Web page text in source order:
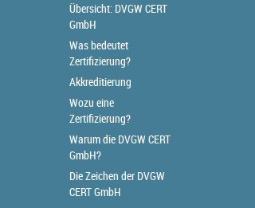
Übersicht: DVGW CERT
GmbH
Was bedeutet
Zertifizierung?
Akkreditierung
Wozu eine
Zertifizierung?
Warum die DVGW CERT
GmbH?
Die Zeichen der DVGW
CERT GmbH